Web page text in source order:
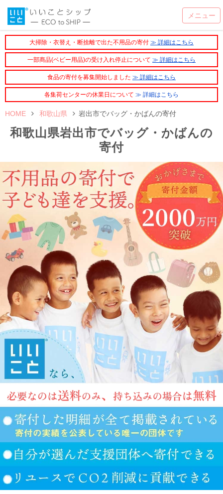
大掃除・衣替え・断捨離で出た不用品の寄付 ≫ 詳細はこちら
一部商品(ベビー用品)の受け入れ停止について ≫ 詳細はこちら
食品の寄付を募集開始しました ≫ 詳細はこちら
各集荷センターの休業日について ≫ 詳細はこちら
HOME 和歌山県 岩出市でバッグ・かばんの寄付
和歌山県岩出市でバッグ・かばんの
寄付